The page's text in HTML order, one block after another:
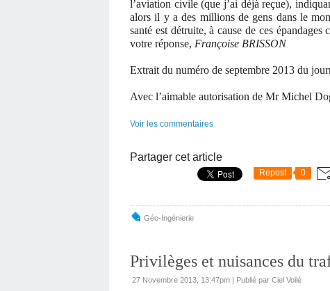
l’aviation civile (que j’ai déjà reçue),
alors il y a des millions de gens dans le
santé est détruite, à cause de ces épandages
votre réponse, Françoise BRISSON
Extrait du numéro de septembre 2013 du
Avec l’aimable autorisation de Mr Michel
Voir les commentaires
Partager cet article
Repost 0
Géo-Ingénierie
Privilèges et nuisances du
27 Novembre 2013, 13:47pm | Publié par Ciel Voilé